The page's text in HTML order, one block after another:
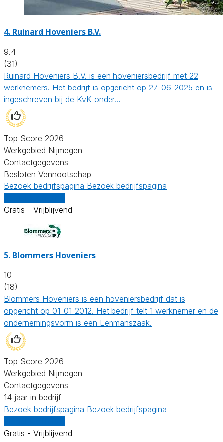
4. Ruinard Hoveniers B.V.
9.4
(31)
Ruinard Hoveniers B.V. is een hoveniersbedrijf met 22
werknemers. Het bedrijf is opgericht op 27-06-2025 en is
ingeschreven bij de KvK onder…
Top Score 2026
Werkgebied Nijmegen
Contactgegevens
Besloten Vennootschap
Bezoek bedrijfspagina Bezoek bedrijfspagina
Gratis - Vrijblijvend
5. Blommers Hoveniers
10
(18)
Blommers Hoveniers is een hoveniersbedrijf dat is
opgericht op 01-01-2012. Het bedrijf telt 1 werknemer en de
ondernemingsvorm is een Eenmanszaak.
Top Score 2026
Werkgebied Nijmegen
Contactgegevens
14 jaar in bedrijf
Bezoek bedrijfspagina Bezoek bedrijfspagina
Gratis - Vrijblijvend